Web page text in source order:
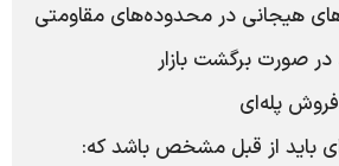
هیجانی در محدوده‌های مقاومتی
صورت برگشت بازار
پله‌ای
باید از قبل مشخص باشد که: